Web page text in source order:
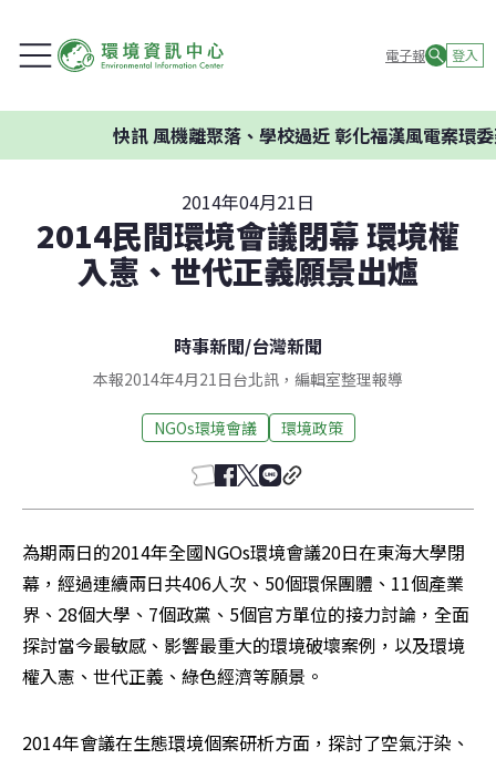
電子報 登入
風機離聚落、學校過近 彰化福漢風電案環委建議不
2014年04月21日
2014民間環境會議閉幕 環境權
入憲、世代正義願景出爐
時事新聞/台灣新聞
本報2014年4月21日台北訊，編輯室整理報導
NGOs環境會議 環境政策
為期兩日的2014年全國NGOs環境會議20日在東海大學閉
幕，經過連續兩日共406人次、50個環保團體、11個產業
界、28個大學、7個政黨、5個官方單位的接力討論，全面
探討當今最敏感、影響最重大的環境破壞案例，以及環境
權入憲、世代正義、綠色經濟等願景。
2014年會議在生態環境個案研析方面，探討了空氣汙染、